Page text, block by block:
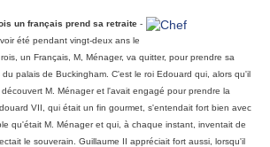
un français prend sa retraite -
été pendant vingt-deux ans le
un Français, M, Ménager, va quitter, pour prendre sa
palais de Buckingham. C'est le roi Edouard qui, alors qu'il
M. Ménager et l'avait engagé pour prendre la
VII, qui était un fin gourmet, s'entendait fort bien avec
qu'était M. Ménager et qui, à chaque instant, inventait de
le souverain. Guillaume II appréciait fort aussi, lorsqu'il